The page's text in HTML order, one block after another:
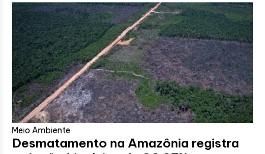
Meio Ambiente
Desmatamento na Amazônia registra